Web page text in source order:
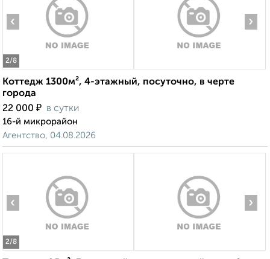
2/8
‹ ›
Коттедж 1300м², 4-этажный, посуточно, в черте
города
22 000 ₽ в сутки
16-й микрорайон
Агентство, 04.08.2026
2/8
‹ ›